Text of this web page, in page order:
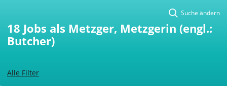
Alle Filter
Suche ändern
18 Jobs als Metzger, Metzgerin (engl.:
Butcher)